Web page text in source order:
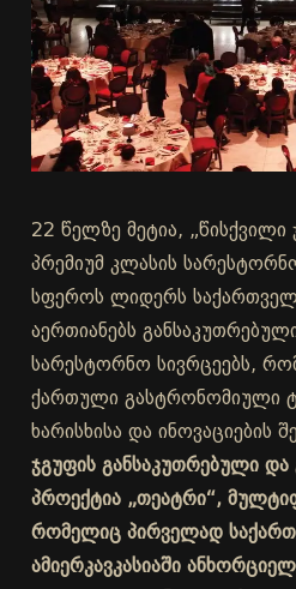
22 წელზე მეტია, „წისქვილი
პრემიუმ კლასის
სფეროს ლიდერს
აერთიანებს
სარესტორნო სივრცეებს,
ქართული გასტრონომიული
ხარისხისა და ინოვაციების
ჯგუფის განსაკუთრებული და
პროექტია „თეატრი“,
რომელიც პირველად
ამიერკავკასიაში